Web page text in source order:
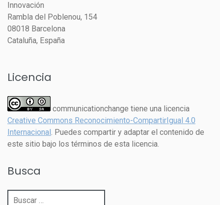
Innovación
Rambla del Poblenou, 154
08018 Barcelona
Cataluña, España
Licencia
communicationchange tiene una licencia
Creative Commons Reconocimiento-CompartirIgual 4.0
Internacional. Puedes compartir y adaptar el contenido de
este sitio bajo los términos de esta licencia.
Busca
Buscar: